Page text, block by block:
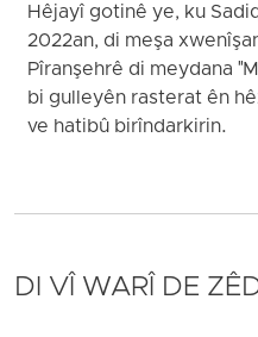
Hêjayî gotinê ye, ku
2022an, di meşa
Pîranşehrê di meydana
bi gulleyên rasterat ên
ve hatibû birîndarkirin.
DI VÎ WARÎ DE